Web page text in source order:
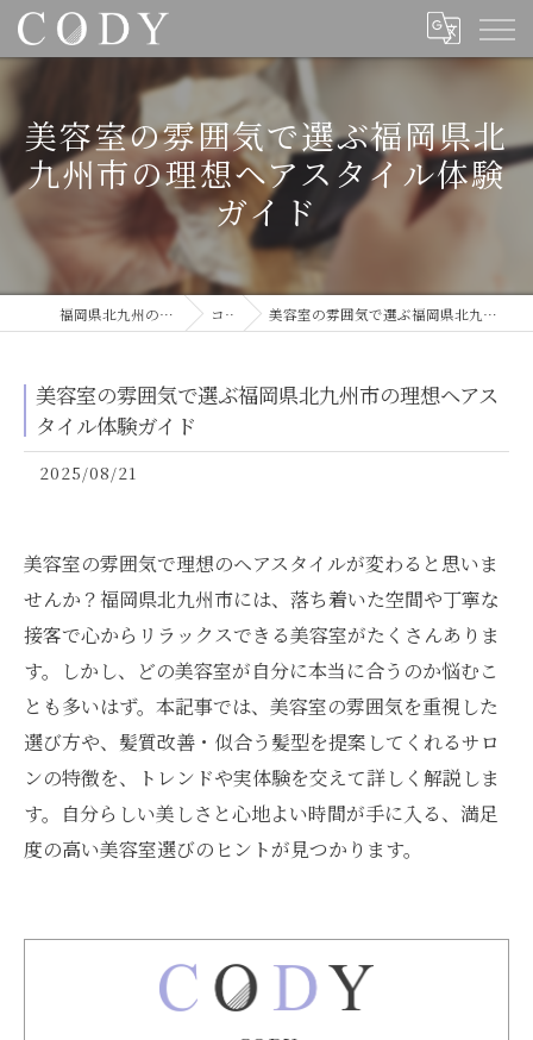
美容室の雰囲気で選ぶ福岡県北
九州市の理想ヘアスタイル体験
ガイド
福岡県北九州の美容室ならCODY コラム 美容室の雰囲気で選ぶ福岡県北九州市の理想ヘアスタイル体験ガイド
美容室の雰囲気で選ぶ福岡県北九州市の理想ヘアス
タイル体験ガイド
2025/08/21
美容室の雰囲気で理想のヘアスタイルが変わると思いま
せんか？福岡県北九州市には、落ち着いた空間や丁寧な
接客で心からリラックスできる美容室がたくさんありま
す。しかし、どの美容室が自分に本当に合うのか悩むこ
とも多いはず。本記事では、美容室の雰囲気を重視した
選び方や、髪質改善・似合う髪型を提案してくれるサロ
ンの特徴を、トレンドや実体験を交えて詳しく解説しま
す。自分らしい美しさと心地よい時間が手に入る、満足
度の高い美容室選びのヒントが見つかります。